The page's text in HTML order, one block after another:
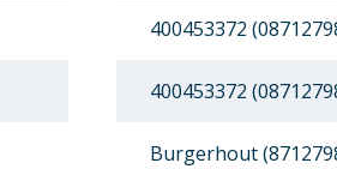
400453372
400453372
Burgerhout